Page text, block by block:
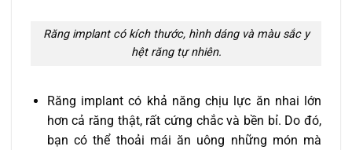
Răng implant có kích thước, hình dáng và màu sắc y
hệt răng tự nhiên.
Răng implant có khả năng chịu lực ăn nhai lớn
hơn cả răng thật, rất cứng chắc và bền bỉ. Do đó,
bạn có thể thoải mái ăn uông những món mà